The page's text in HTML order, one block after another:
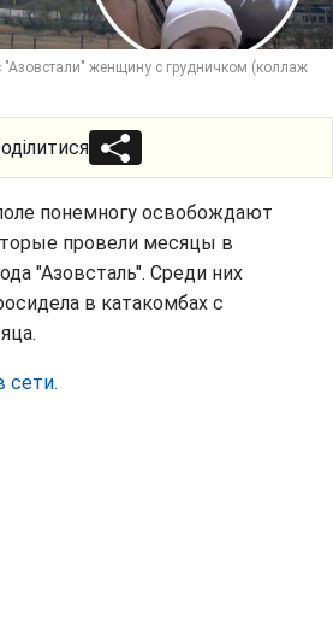
женщину с грудничком (коллаж
понемногу освобождают
провели месяцы в
"Азовсталь". Среди них
в катакомбах с
сети.